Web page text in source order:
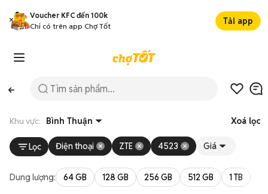
Voucher KFC đến 100k
Chỉ có trên app Chợ Tốt
Tải app
Khu vực: Bình Thuận Xoá lọc
Lọc Điện thoại ZTE 4523 Giá
Dung lượng: 64 GB 128 GB 256 GB 512 GB 1 TB